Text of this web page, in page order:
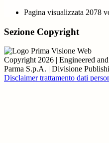
Pagina visualizzata 2078
Sezione Copyright
Copyright 2026 | Engineered
Parma S.p.A. | Divisione
Disclaimer trattamento dati